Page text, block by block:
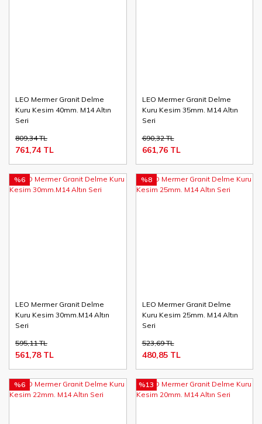
LEO Mermer Granit Delme
Kuru Kesim 40mm. M14 Altın
Seri
809,34 TL
761,74 TL
LEO Mermer Granit Delme
Kuru Kesim 35mm. M14 Altın
Seri
690,32 TL
661,76 TL
LEO Mermer Granit Delme
Kuru Kesim 30mm.M14 Altın
Seri
%6
595,11 TL
561,78 TL
LEO Mermer Granit Delme
Kuru Kesim 25mm. M14 Altın
Seri
%8
523,69 TL
480,85 TL
%6 %13